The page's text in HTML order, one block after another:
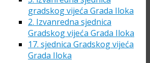
gradskog vijeća Grada Iloka
2. Izvanredna sjednica
Gradskog vijeća Grada Iloka
17. sjednica Gradskog vijeća
Grada Iloka